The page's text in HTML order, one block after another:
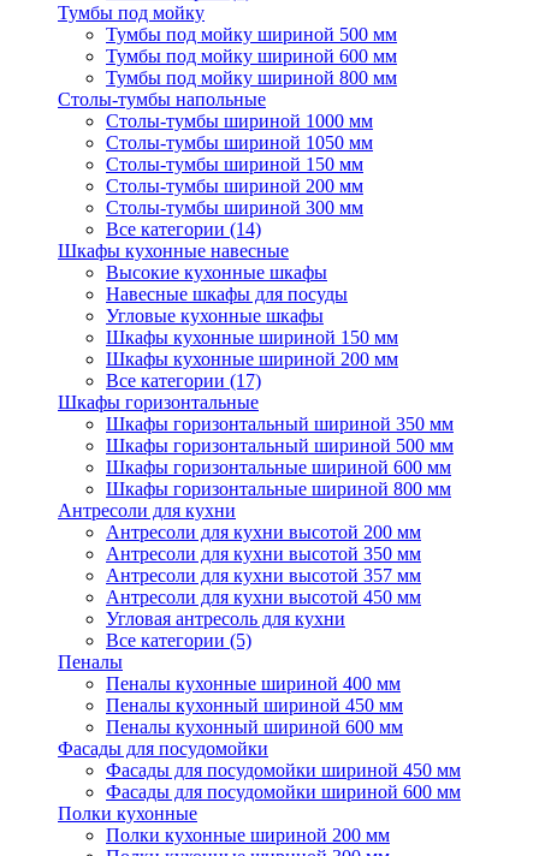
Тумбы под мойку
Тумбы под мойку шириной 500 мм
Тумбы под мойку шириной 600 мм
Тумбы под мойку шириной 800 мм
Столы-тумбы напольные
Столы-тумбы шириной 1000 мм
Столы-тумбы шириной 1050 мм
Столы-тумбы шириной 150 мм
Столы-тумбы шириной 200 мм
Столы-тумбы шириной 300 мм
Все категории (14)
Шкафы кухонные навесные
Высокие кухонные шкафы
Навесные шкафы для посуды
Угловые кухонные шкафы
Шкафы кухонные шириной 150 мм
Шкафы кухонные шириной 200 мм
Все категории (17)
Шкафы горизонтальные
Шкафы горизонтальный шириной 350 мм
Шкафы горизонтальный шириной 500 мм
Шкафы горизонтальные шириной 600 мм
Шкафы горизонтальные шириной 800 мм
Антресоли для кухни
Антресоли для кухни высотой 200 мм
Антресоли для кухни высотой 350 мм
Антресоли для кухни высотой 357 мм
Антресоли для кухни высотой 450 мм
Угловая антресоль для кухни
Все категории (5)
Пеналы
Пеналы кухонные шириной 400 мм
Пеналы кухонный шириной 450 мм
Пеналы кухонный шириной 600 мм
Фасады для посудомойки
Фасады для посудомойки шириной 450 мм
Фасады для посудомойки шириной 600 мм
Полки кухонные
Полки кухонные шириной 200 мм